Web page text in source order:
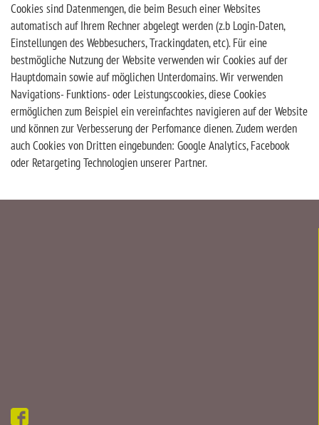
Cookies sind Datenmengen, die beim Besuch einer Websites
automatisch auf Ihrem Rechner abgelegt werden (z.b Login-Daten,
Einstellungen des Webbesuchers, Trackingdaten, etc). Für eine
bestmögliche Nutzung der Website verwenden wir Cookies auf der
Hauptdomain sowie auf möglichen Unterdomains. Wir verwenden
Navigations- Funktions- oder Leistungscookies, diese Cookies
ermöglichen zum Beispiel ein vereinfachtes navigieren auf der Website
und können zur Verbesserung der Perfomance dienen. Zudem werden
auch Cookies von Dritten eingebunden: Google Analytics, Facebook
oder Retargeting Technologien unserer Partner.